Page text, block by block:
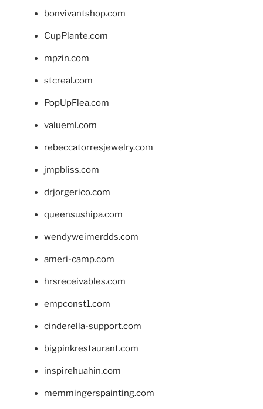
bonvivantshop.com
CupPlante.com
mpzin.com
stcreal.com
PopUpFlea.com
valueml.com
rebeccatorresjewelry.com
jmpbliss.com
drjorgerico.com
queensushipa.com
wendyweimerdds.com
ameri-camp.com
hrsreceivables.com
empconst1.com
cinderella-support.com
bigpinkrestaurant.com
inspirehuahin.com
memmingerspainting.com